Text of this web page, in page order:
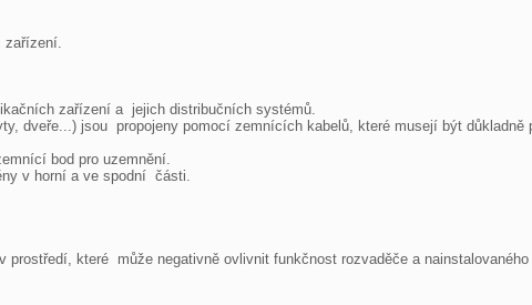
zařízení.
zařízení a  jejich distribučních systémů.
dveře...) jsou  propojeny pomocí zemnících kabelů, které musejí být
bod pro uzemnění.
v horní a ve spodní  části.
které  může negativně ovlivnit funkčnost rozvaděče a